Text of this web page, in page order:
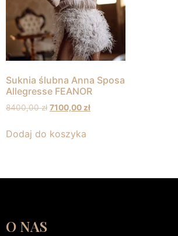
Suknia ślubna Anna Sposa
Allegresse FEANOR
8400,00zł 7100,00zł
Dodaj do koszyka
O NAS